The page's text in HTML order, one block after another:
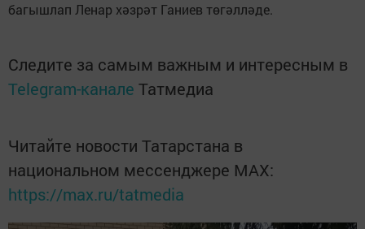
багышлап Ленар хәзрәт Ганиев төгәлләде.
Следите за самым важным и интересным в
Telegram-канале Татмедиа
Читайте новости Татарстана в
национальном мессенджере MАХ:
https://max.ru/tatmedia